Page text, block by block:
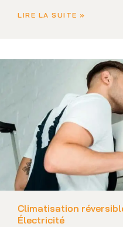
LIRE LA SUITE »
Climatisation
Électricité